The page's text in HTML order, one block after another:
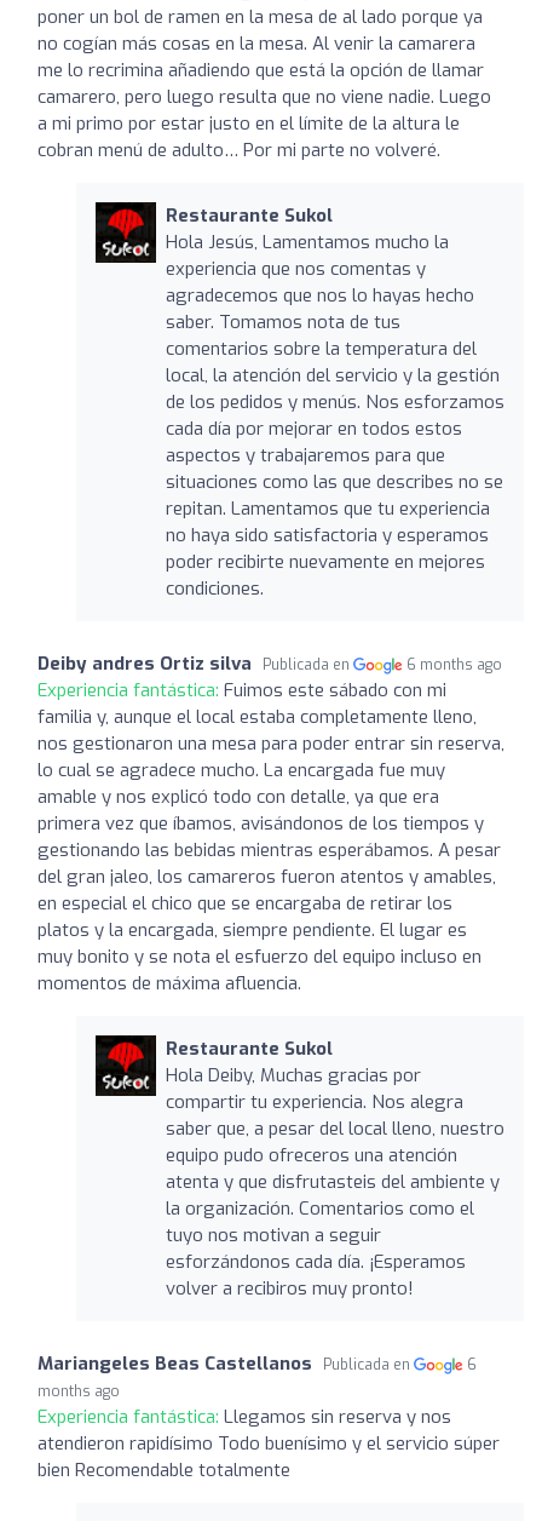
poner un bol de ramen en la mesa de al lado porque ya
no cogían más cosas en la mesa. Al venir la camarera
me lo recrimina añadiendo que está la opción de llamar
camarero, pero luego resulta que no viene nadie. Luego
a mi primo por estar justo en el límite de la altura le
cobran menú de adulto… Por mi parte no volveré.
Restaurante Sukol
Hola Jesús, Lamentamos mucho la
experiencia que nos comentas y
agradecemos que nos lo hayas hecho
saber. Tomamos nota de tus
comentarios sobre la temperatura del
local, la atención del servicio y la gestión
de los pedidos y menús. Nos esforzamos
cada día por mejorar en todos estos
aspectos y trabajaremos para que
situaciones como las que describes no se
repitan. Lamentamos que tu experiencia
no haya sido satisfactoria y esperamos
poder recibirte nuevamente en mejores
condiciones.
Deiby andres Ortiz silva Publicada en 6 months ago
Experiencia fantástica: Fuimos este sábado con mi
familia y, aunque el local estaba completamente lleno,
nos gestionaron una mesa para poder entrar sin reserva,
lo cual se agradece mucho. La encargada fue muy
amable y nos explicó todo con detalle, ya que era
primera vez que íbamos, avisándonos de los tiempos y
gestionando las bebidas mientras esperábamos. A pesar
del gran jaleo, los camareros fueron atentos y amables,
en especial el chico que se encargaba de retirar los
platos y la encargada, siempre pendiente. El lugar es
muy bonito y se nota el esfuerzo del equipo incluso en
momentos de máxima afluencia.
Restaurante Sukol
Hola Deiby, Muchas gracias por
compartir tu experiencia. Nos alegra
saber que, a pesar del local lleno, nuestro
equipo pudo ofreceros una atención
atenta y que disfrutasteis del ambiente y
la organización. Comentarios como el
tuyo nos motivan a seguir
esforzándonos cada día. ¡Esperamos
volver a recibiros muy pronto!
Mariangeles Beas Castellanos Publicada en
6
months ago
Experiencia fantástica: Llegamos sin reserva y nos
atendieron rapidísimo Todo buenísimo y el servicio súper
bien Recomendable totalmente